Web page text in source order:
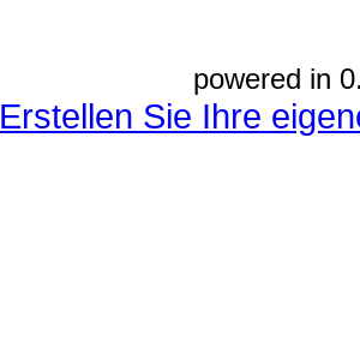
powered in
Erstellen Sie Ihre